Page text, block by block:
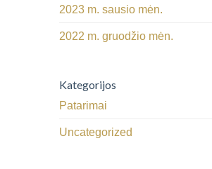
2023 m. sausio mėn.
2022 m. gruodžio mėn.
Kategorijos
Patarimai
Uncategorized